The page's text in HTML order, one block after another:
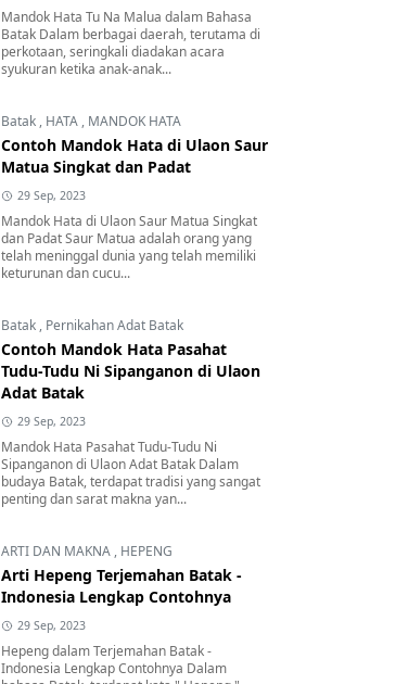
Mandok Hata Tu Na Malua dalam Bahasa
Batak Dalam berbagai daerah, terutama di
perkotaan, seringkali diadakan acara
syukuran ketika anak-anak...
Batak , HATA , MANDOK HATA
Contoh Mandok Hata di Ulaon Saur
Matua Singkat dan Padat
29 Sep, 2023
Mandok Hata di Ulaon Saur Matua Singkat
dan Padat Saur Matua adalah orang yang
telah meninggal dunia yang telah memiliki
keturunan dan cucu...
Batak , Pernikahan Adat Batak
Contoh Mandok Hata Pasahat
Tudu-Tudu Ni Sipanganon di Ulaon
Adat Batak
29 Sep, 2023
Mandok Hata Pasahat Tudu-Tudu Ni
Sipanganon di Ulaon Adat Batak Dalam
budaya Batak, terdapat tradisi yang sangat
penting dan sarat makna yan...
ARTI DAN MAKNA , HEPENG
Arti Hepeng Terjemahan Batak -
Indonesia Lengkap Contohnya
29 Sep, 2023
Hepeng dalam Terjemahan Batak -
Indonesia Lengkap Contohnya Dalam